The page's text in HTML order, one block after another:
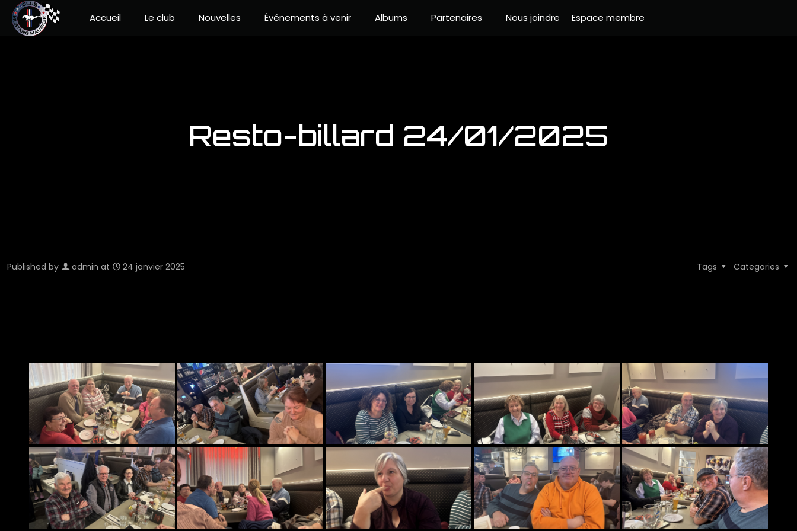
Accueil Le club Nouvelles Événements à venir Albums Partenaires Nous joindre Espace membre
Resto-billard 24/01/2025
Published by admin at 24 janvier 2025 Categories
Tags